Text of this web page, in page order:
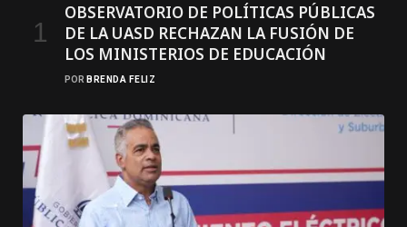
OBSERVATORIO DE POLÍTICAS PÚBLICAS
DE LA UASD RECHAZAN LA FUSIÓN DE
LOS MINISTERIOS DE EDUCACIÓN
POR BRENDA FELIZ